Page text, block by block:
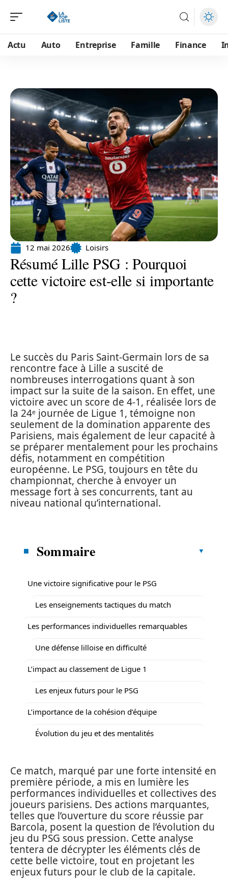
Actu Auto Entreprise Famille Finance
12 mai 2026 Loisirs
Résumé Lille PSG : Pourquoi
cette victoire est-elle si importante
?
Le succès du Paris Saint-Germain lors de sa
rencontre face à Lille a suscité de
nombreuses interrogations quant à son
impact sur la suite de la saison. En effet, une
victoire avec un score de 4-1, réalisée lors de
la 24ᵉ journée de Ligue 1, témoigne non
seulement de la domination apparente des
Parisiens, mais également de leur capacité à
se préparer mentalement pour les prochains
défis, notamment en compétition
européenne. Le PSG, toujours en tête du
championnat, cherche à envoyer un
message fort à ses concurrents, tant au
niveau national qu’international.
Sommaire
Une victoire significative pour le PSG
Les enseignements tactiques du match
Les performances individuelles remarquables
Une défense lilloise en difficulté
L’impact au classement de Ligue 1
Les enjeux futurs pour le PSG
L’importance de la cohésion d’équipe
Évolution du jeu et des mentalités
Ce match, marqué par une forte intensité en
première période, a mis en lumière les
performances individuelles et collectives des
joueurs parisiens. Des actions marquantes,
telles que l’ouverture du score réussie par
Barcola, posent la question de l’évolution du
jeu du PSG sous pression. Cette analyse
tentera de décrypter les éléments clés de
cette belle victoire, tout en projetant les
enjeux futurs pour le club de la capitale.